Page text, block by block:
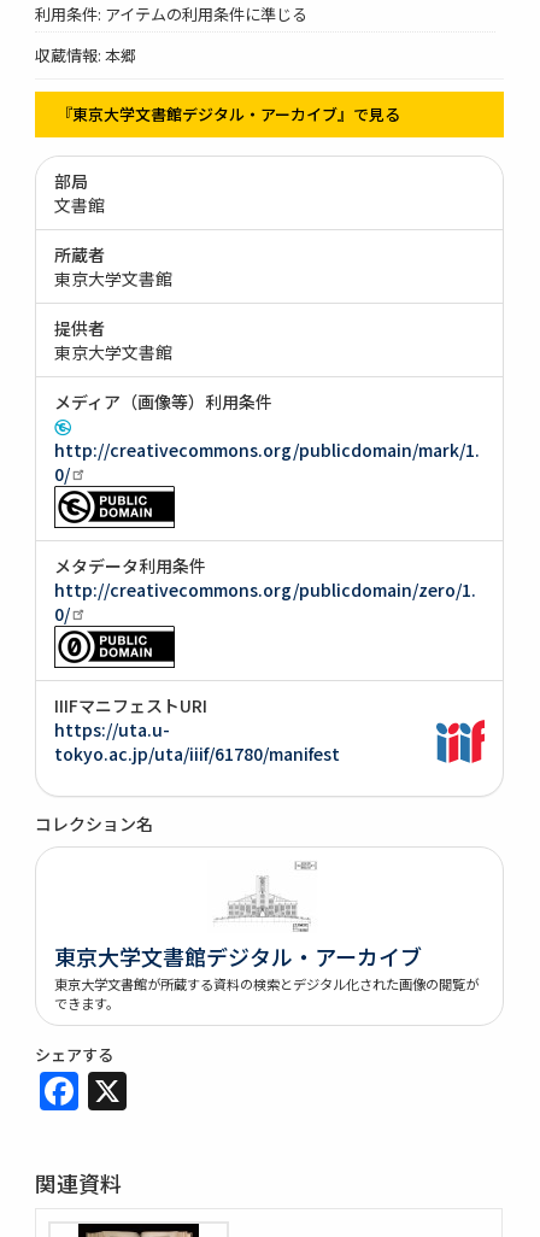
利用条件: アイテムの利用条件に準じる
収蔵情報: 本郷
『東京大学文書館デジタル・アーカイブ』で見る
部局
文書館
所蔵者
東京大学文書館
提供者
東京大学文書館
メディア（画像等）利用条件
http://creativecommons.org/publicdomain/mark/1.
0/
メタデータ利用条件
http://creativecommons.org/publicdomain/zero/1.
0/
IIIFマニフェストURI
https://uta.u-
tokyo.ac.jp/uta/iiif/61780/manifest
コレクション名
東京大学文書館デジタル・アーカイブ
東京大学文書館が所蔵する資料の検索とデジタル化された画像の閲覧が
できます。
シェアする
Facebook
関連資料